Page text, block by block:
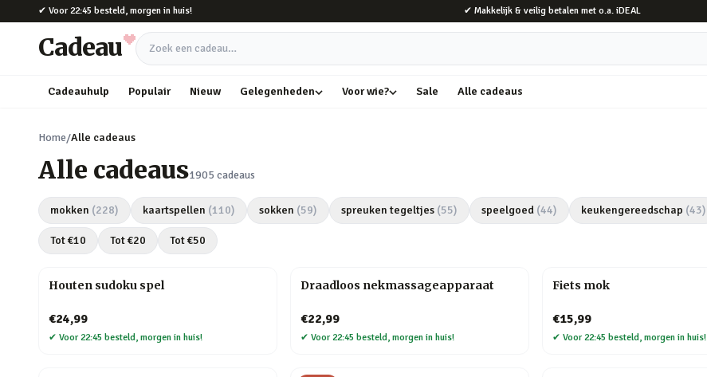
Naar hoofdinhoud
✔ Voor 22:45 besteld, morgen in huis! ✔ Makkelijk & veilig betalen met o.a. iDEAL
Cadeau Zoek een cadeau
Cadeauhulp Populair Nieuw Gelegenheden Voor wie? Sale Alle cadeaus
Home/Alle cadeaus
Alle cadeaus1905 cadeaus
mokken (228) kaartspellen (110) sokken (59) spreuken tegeltjes (55) speelgoed (44) keukengereedschap (43)
Tot €10 Tot €20 Tot €50
Houten sudoku spel
€24,99
✔ Voor 22:45 besteld, morgen in huis!
Draadloos nekmassageapparaat
€22,99
✔ Voor 22:45 besteld, morgen in huis!
Fiets mok
€15,99
✔ Voor 22:45 besteld, morgen in huis!